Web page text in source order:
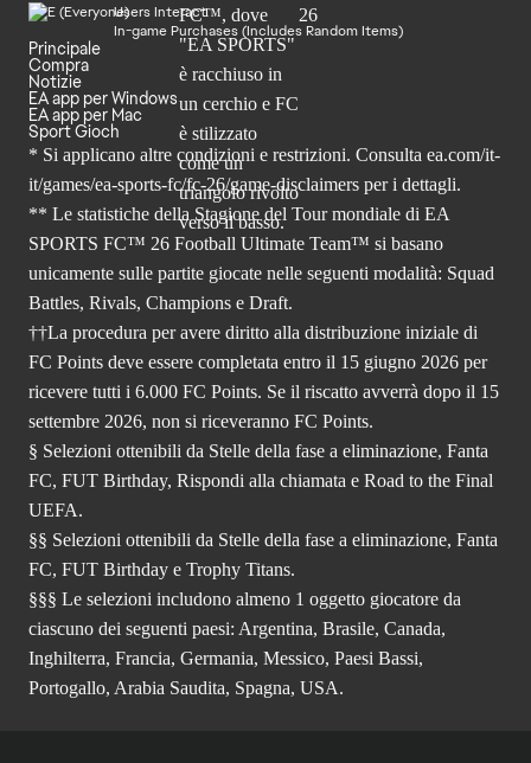
Users Interact
In-game Purchases (Includes Random Items)
Principale
Compra
Notizie
EA app per Windows
EA app per Mac
Sport Gioch
* Si applicano altre condizioni e restrizioni. Consulta ea.com/it-
it/games/ea-sports-fc/fc-26/game-disclaimers per i dettagli.
** Le statistiche della Stagione del Tour mondiale di EA
SPORTS FC™ 26 Football Ultimate Team™ si basano
unicamente sulle partite giocate nelle seguenti modalità: Squad
Battles, Rivals, Champions e Draft.
††La procedura per avere diritto alla distribuzione iniziale di
FC Points deve essere completata entro il 15 giugno 2026 per
ricevere tutti i 6.000 FC Points. Se il riscatto avverrà dopo il 15
settembre 2026, non si riceveranno FC Points.
§ Selezioni ottenibili da Stelle della fase a eliminazione, Fanta
FC, FUT Birthday, Rispondi alla chiamata e Road to the Final
UEFA.
§§ Selezioni ottenibili da Stelle della fase a eliminazione, Fanta
FC, FUT Birthday e Trophy Titans.
§§§ Le selezioni includono almeno 1 oggetto giocatore da
ciascuno dei seguenti paesi: Argentina, Brasile, Canada,
Inghilterra, Francia, Germania, Messico, Paesi Bassi,
Portogallo, Arabia Saudita, Spagna, USA.